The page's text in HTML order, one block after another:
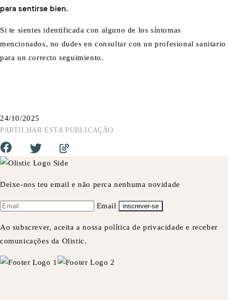
para sentirse bien.
Si te sientes identificada con alguno de los síntomas
mencionados, no dudes en consultar con un profesional sanitario
para un correcto seguimiento.
24/10/2025
PARTILHAR ESTA PUBLICAÇÃO
Deixe-nos teu email e não perca nenhuma novidade
Email inscrever-se
Ao subscrever, aceita a nossa política de privacidade e receber
comunicações da Olistic.